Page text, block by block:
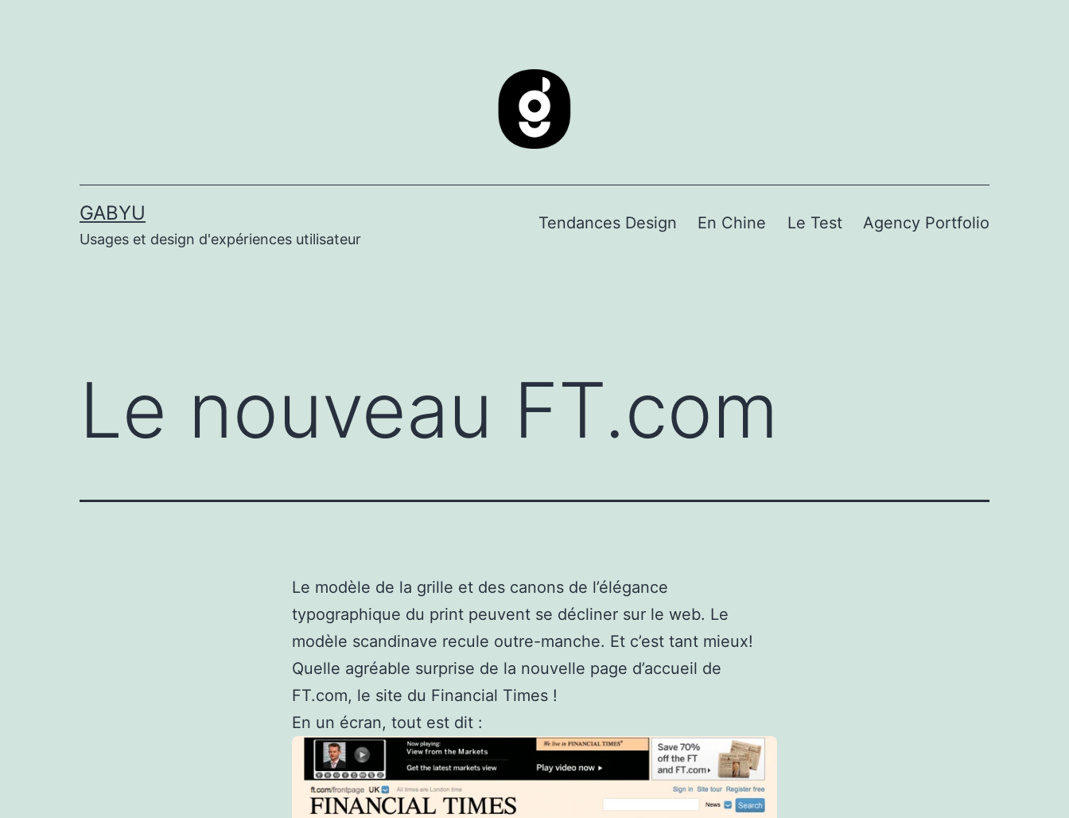
GABYU
Usages et design d'expériences utilisateur
Tendances Design En Chine Le Test Agency Portfolio
Le nouveau FT.com
Le modèle de la grille et des canons de l’élégance
typographique du print peuvent se décliner sur le web. Le
modèle scandinave recule outre-manche. Et c’est tant mieux!
Quelle agréable surprise de la nouvelle page d’accueil de
FT.com, le site du Financial Times !
En un écran, tout est dit :